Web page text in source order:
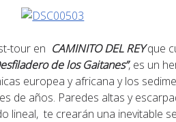
tour en CAMINITO DEL REYque
de los Gaitanes”, es un
europea y africana y los
de años. Paredes altas y
lineal, te crearán una inevitable